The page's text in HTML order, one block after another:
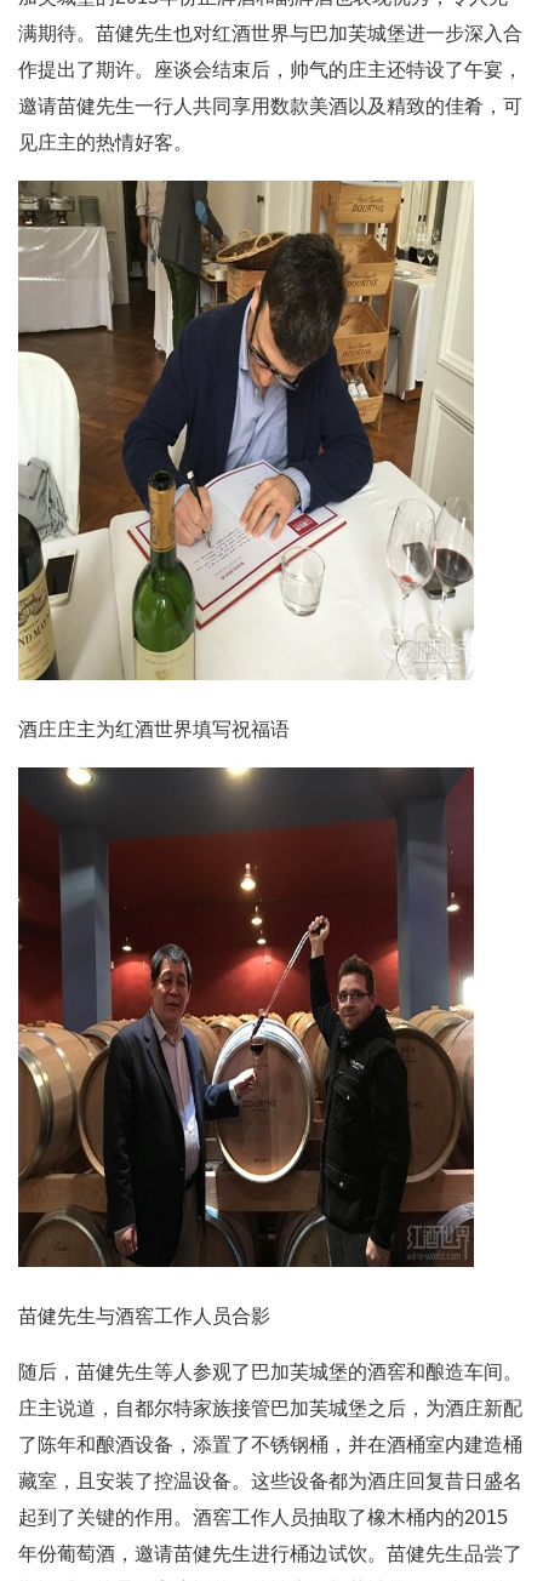
满期待。苗健先生也对红酒世界与巴加芙城堡进一步深入合
作提出了期许。座谈会结束后，帅气的庄主还特设了午宴，
邀请苗健先生一行人共同享用数款美酒以及精致的佳肴，可
见庄主的热情好客。
酒庄庄主为红酒世界填写祝福语
苗健先生与酒窖工作人员合影
随后，苗健先生等人参观了巴加芙城堡的酒窖和酿造车间。
庄主说道，自都尔特家族接管巴加芙城堡之后，为酒庄新配
了陈年和酿酒设备，添置了不锈钢桶，并在酒桶室内建造桶
藏室，且安装了控温设备。这些设备都为酒庄回复昔日盛名
起到了关键的作用。酒窖工作人员抽取了橡木桶内的2015
年份葡萄酒，邀请苗健先生进行桶边试饮。苗健先生品尝了